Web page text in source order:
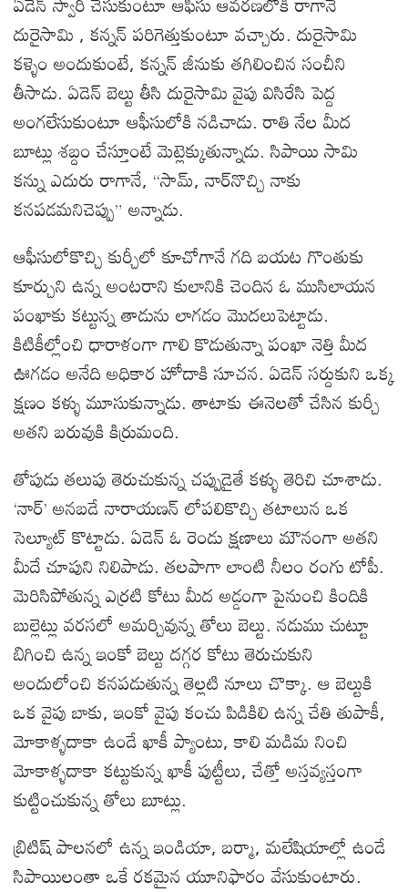
దురైసామి , కన్నన్ పరిగెత్తుకుంటూ వచ్చారు. దురైసామి
కళ్ళెం అందుకుంటే, కన్నన్ జీనుకు తగిలించిన సంచీని
తీసాడు. ఏడెన్ బెల్టు తీసి దురైసామి వైపు విసిరేసి పెద్ద
అంగలేసుకుంటూ ఆఫీసులోకి నడిచాడు. రాతి నేల మీద
బూట్లు శబ్దం చేస్తూంటే మెట్లెక్కుతున్నాడు. సిపాయి సామి
కన్ను ఎదురు రాగానే, “సామ్, నార్‌నొచ్చి నాకు
కనపడమనిచెప్పు” అన్నాడు.
ఆఫీసులోకొచ్చి కుర్చీలో కూచోగానే గది బయట గొంతుకు
కూర్చుని ఉన్న అంటరాని కులానికి చెందిన ఓ ముసిలాయన
పంఖాకు కట్టున్న తాడును లాగడం మొదలుపెట్టాడు.
కిటికీల్లోంచి ధారాళంగా గాలి కొడుతున్నా పంఖా నెత్తి మీద
ఊగడం అనేది అధికార హోదాకి సూచన. ఏడెన్ సర్దుకుని ఒక్క
క్షణం కళ్ళు మూసుకున్నాడు. తాటాకు ఈనెలతో చేసిన కుర్చీ
అతని బరువుకి కిర్రుమంది.
తోపుడు తలుపు తెరుచుకున్న చప్పుడైతే కళ్ళు తెరిచి చూశాడు.
‘నార్’ అనబడే నారాయణన్ లోపలికొచ్చి తటాలున ఒక
సెల్యూట్ కొట్టాడు. ఏడెన్ ఓ రెండు క్షణాలు మౌనంగా అతని
మీదే చూపుని నిలిపాడు. తలపాగా లాంటి నీలం రంగు టోపీ.
మెరిసిపోతున్న ఎర్రటి కోటు మీద అడ్డంగా పైనుంచి కిందికి
బుల్లెట్లు వరసలో అమర్చివున్న తోలు బెల్టు. నడుము చుట్టూ
బిగించి ఉన్న ఇంకో బెల్టు దగ్గర కోటు తెరుచుకుని
అందులోంచి కనపడుతున్న తెల్లటి నూలు చొక్కా. ఆ బెల్టుకి
ఒక వైపు బాకు, ఇంకో వైపు కంచు పిడికిలి ఉన్న చేతి తుపాకీ,
మోకాళ్ళదాకా ఉండే ఖాకీ ప్యాంటు, కాలి మడిమ నించి
మోకాళ్ళదాకా కట్టుకున్న ఖాకీ పుట్టీలు, చేత్తో అస్తవ్యస్తంగా
కుట్టించుకున్న తోలు బూట్లు.
బ్రిటిష్ పాలనలో ఉన్న ఇండియా, బర్మా, మలేషియాల్లో ఉండే
సిపాయిలంతా ఒకే రకమైన యూనిఫారం వేసుకుంటారు.